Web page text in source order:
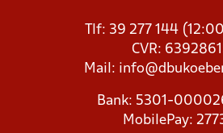
Tlf: 39 277 144
CVR:
Mail:
Bank: 5301-
MobilePay: